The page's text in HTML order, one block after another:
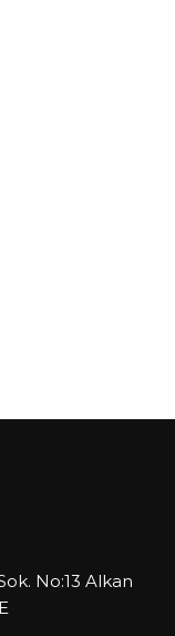
No:13 Alkan